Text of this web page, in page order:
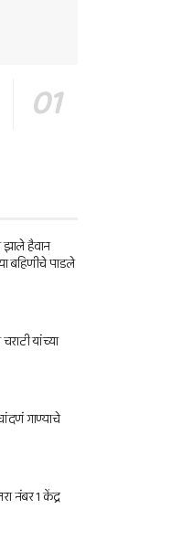
झाले हैवान
बहिणीचे पाडले
यांच्या
गाण्याचे
नंबर 1 केंद्र